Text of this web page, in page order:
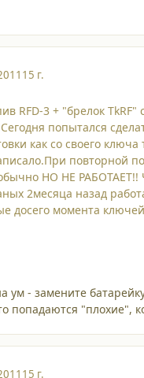
15 г.
RFD-3 + "брелок
попытался
как со своего ключа
повторной
НО НЕ РАБОТАЕТ!!
2месяца назад
досего момента
ум - замените
попадаются "плохие",
15 г.